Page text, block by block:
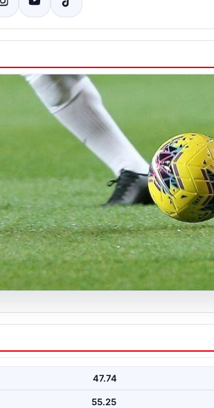
maçlar var? 08 Ağustos
programı, saatleri ve kanalları
47.74
55.25